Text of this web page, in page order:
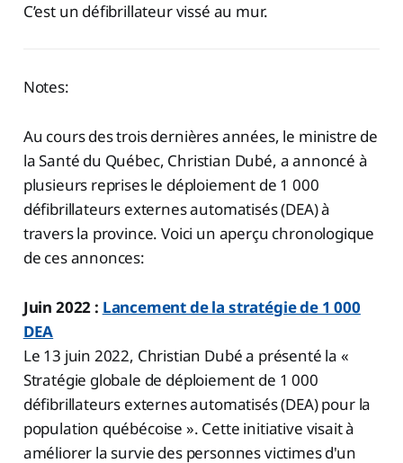
C’est un défibrillateur vissé au mur.
Notes:
Au cours des trois dernières années, le ministre de
la Santé du Québec, Christian Dubé, a annoncé à
plusieurs reprises le déploiement de 1 000
défibrillateurs externes automatisés (DEA) à
travers la province. Voici un aperçu chronologique
de ces annonces:
Juin 2022 : Lancement de la stratégie de 1 000
DEA
Le 13 juin 2022, Christian Dubé a présenté la «
Stratégie globale de déploiement de 1 000
défibrillateurs externes automatisés (DEA) pour la
population québécoise ». Cette initiative visait à
améliorer la survie des personnes victimes d'un